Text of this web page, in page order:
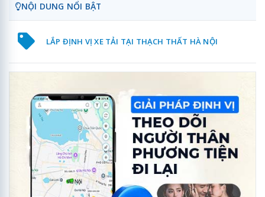
NỘI DUNG NỔI BẬT
LẮP ĐỊNH VỊ XE TẢI TẠI THẠCH THẤT HÀ NỘI